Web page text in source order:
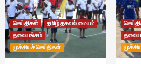
செய்திகள்
தமிழ் தகவல் மையம்
தலையங்கம்
முக்கியச் செய்திகள்